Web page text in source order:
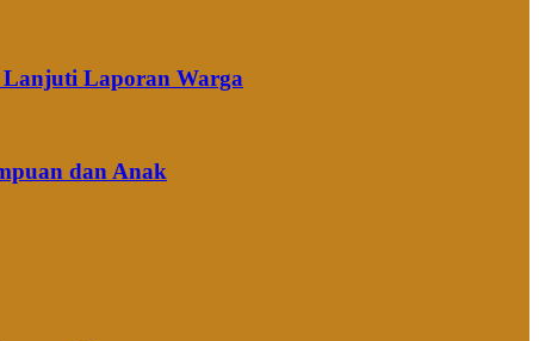
Lanjuti Laporan Warga
dan Anak